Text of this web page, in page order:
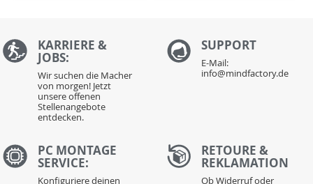
KARRIERE &
JOBS:
Wir suchen die Macher
von morgen! Jetzt
unsere offenen
Stellenangebote
entdecken.
SUPPORT
E-Mail:
info@mindfactory.de
PC MONTAGE
SERVICE:
Konfiguriere deinen
RETOURE &
REKLAMATION
Ob Widerruf oder